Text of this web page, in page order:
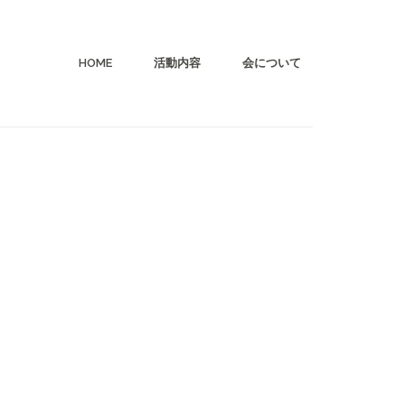
HOME 活動内容 会について